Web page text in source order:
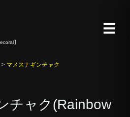
】
☰
> マメスナギンチャク
チャク(Rainbow